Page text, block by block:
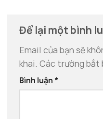
Để lại một bình
Email của bạn sẽ
khai. Các trường bắt
Bình luận *